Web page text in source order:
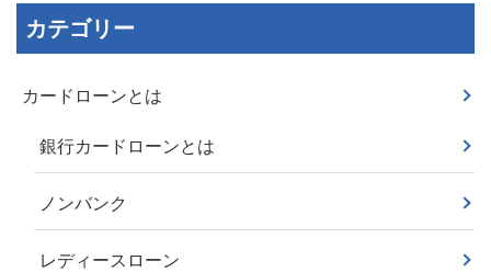
カテゴリー
カードローンとは
銀行カードローンとは
ノンバンク
レディースローン